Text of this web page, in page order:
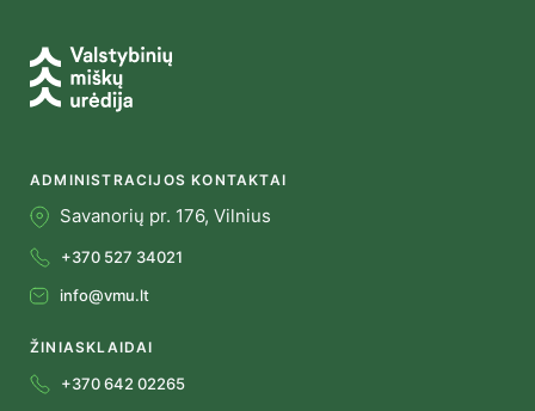
ADMINISTRACIJOS KONTAKTAI
Savanorių pr. 176, Vilnius
+370 527 34021
info@vmu.lt
ŽINIASKLAIDAI
+370 642 02265